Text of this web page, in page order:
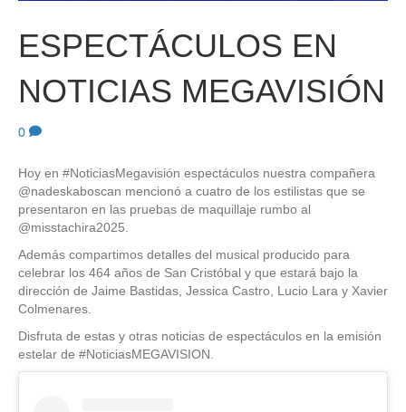
ESPECTÁCULOS EN
NOTICIAS MEGAVISIÓN
0
Hoy en #NoticiasMegavisión espectáculos nuestra compañera
@nadeskaboscan mencionó a cuatro de los estilistas que se
presentaron en las pruebas de maquillaje rumbo al
@misstachira2025.
Además compartimos detalles del musical producido para
celebrar los 464 años de San Cristóbal y que estará bajo la
dirección de Jaime Bastidas, Jessica Castro, Lucio Lara y Xavier
Colmenares.
Disfruta de estas y otras noticias de espectáculos en la emisión
estelar de #NoticiasMEGAVISION.